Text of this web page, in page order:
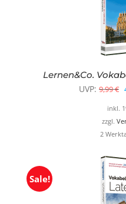
Lernen&Co.
UVP: 9,99€
inkl.
zzgl.
2
Sale!